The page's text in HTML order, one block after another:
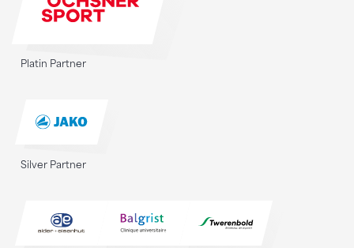
Platin Partner
Silver Partner